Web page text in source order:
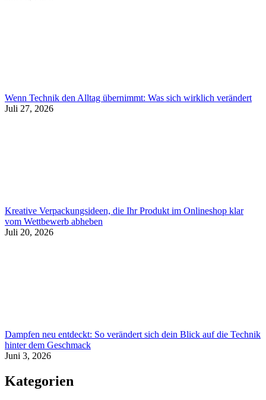
Wenn Technik den Alltag übernimmt: Was sich wirklich verändert
Juli 27, 2026
Kreative Verpackungsideen, die Ihr Produkt im Onlineshop klar
vom Wettbewerb abheben
Juli 20, 2026
Dampfen neu entdeckt: So verändert sich dein Blick auf die Technik
hinter dem Geschmack
Juni 3, 2026
Kategorien